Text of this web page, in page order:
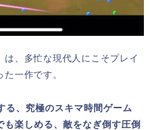
は、多忙な現代人にこそプレイ
一作です。
る、究極のスキマ時間ゲーム
も楽しめる、敵をなぎ倒す圧倒